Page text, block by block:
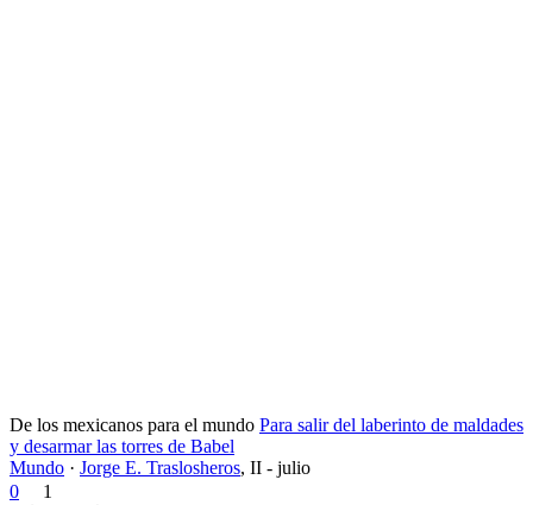
De los mexicanos para el mundo Para salir del laberinto de maldades
y desarmar las torres de Babel
Mundo · Jorge E. Traslosheros, II - julio
0
1